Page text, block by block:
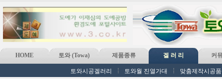
HOME 토와 (Towa) 제품종류 겔 러 리 커
토와시공겔러리 토와월 진열가대 맞춤제작시공품